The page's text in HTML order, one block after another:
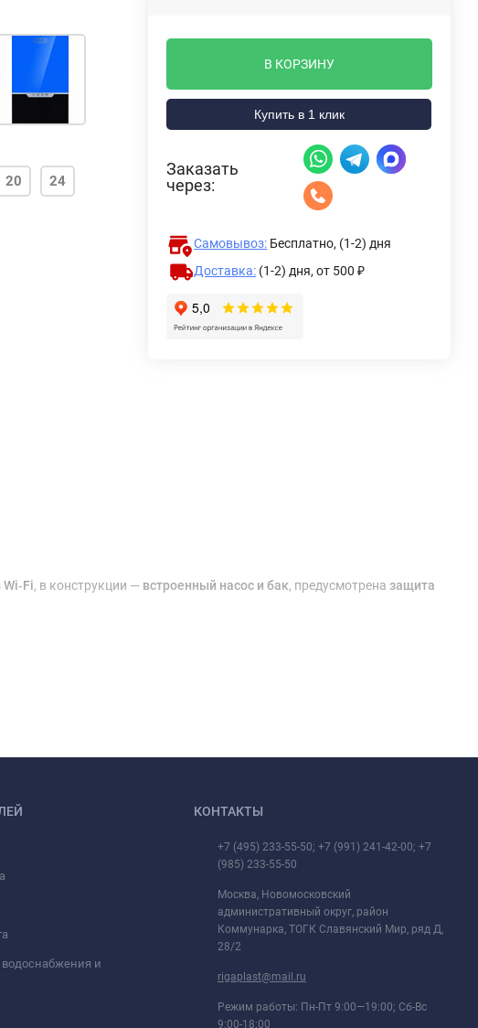
20 24
В КОРЗИНУ
Купить в 1 клик
Заказать
через:
Самовывоз: Бесплатно, (1-2) дня
Доставка: (1-2) дня,от 500 ₽
Wi‑Fi, в конструкции — встроенный насос и бак, предусмотрена защита
и
КОНТАКТЫ
+7 (495) 233-55-50; +7 (991) 241-42-00; +7
(985) 233-55-50
Москва, Новомосковский
административный округ, район
Коммунарка, ТОГК Славянский Мир, ряд Д,
28/2
rigaplast@mail.ru
Режим работы: Пн-Пт 9:00—19:00; Сб-Вс
9:00-18:00